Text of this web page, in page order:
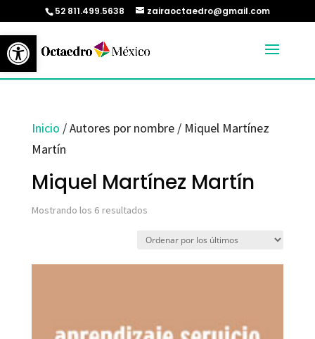
Abrir barra de herramientas
52 811.499.5638 zairaoctaedro@gmail.com
Inicio / Autores por nombre / Miquel Martínez
Martín
Miquel Martínez Martín
Mostrando los 6 resultadosOrdenado